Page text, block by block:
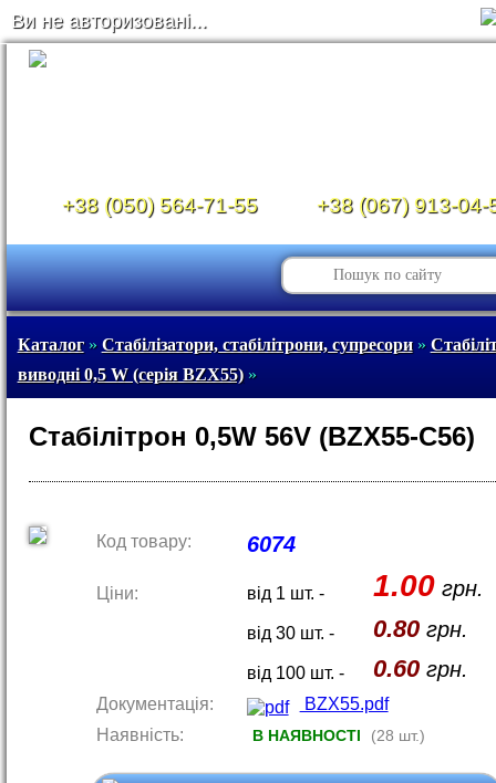
Ви не авторизовані...
+38 (050) 564-71-55 +38 (067) 913-04-
Каталог» Стабілізатори, стабілітрони, супресори»
виводні 0,5 W (серія BZX55)»
Стабілітрон 0,5W 56V (BZX55-C56)
Код товару: 6074
Ціни: від 1 шт. - 1.00грн.
від 30 шт. - 0.80грн.
від 100 шт. - 0.60грн.
Документація:
BZX55.pdf
Наявність:
В НАЯВНОСТІ (28 шт.)